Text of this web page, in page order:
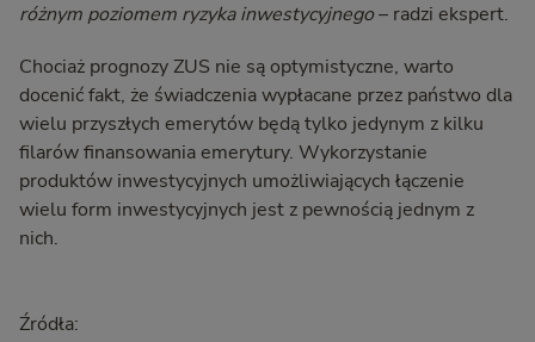
różnym poziomem ryzyka inwestycyjnego– radzi ekspert.
Chociaż prognozy ZUS nie są optymistyczne, warto
docenić fakt, że świadczenia wypłacane przez państwo dla
wielu przyszłych emerytów będą tylko jedynym z kilku
filarów finansowania emerytury. Wykorzystanie
produktów inwestycyjnych umożliwiających łączenie
wielu form inwestycyjnych jest z pewnością jednym z
nich.
Źródła: